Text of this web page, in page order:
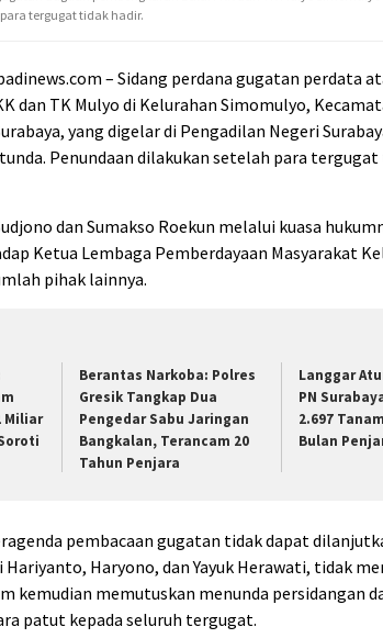
tergugat tidak hadir.
– Sidang perdana gugatan perdata
dan TK Mulyo di Kelurahan Simomulyo,
yang digelar di Pengadilan Negeri
Penundaan dilakukan setelah para
dan Sumakso Roekun melalui kuasa
Ketua Lembaga Pemberdayaan Masyarakat
pihak lainnya.
Miliar
Berantas Narkoba: Polres
Gresik Tangkap Dua
Pengedar Sabu Jaringan
Bangkalan, Terancam 20
Tahun Penjara
Langgar
PN
2.697
Bulan
pembacaan gugatan tidak dapat
Haryono, dan Yayuk Herawati, tidak
kemudian memutuskan menunda persidangan
patut kepada seluruh tergugat.